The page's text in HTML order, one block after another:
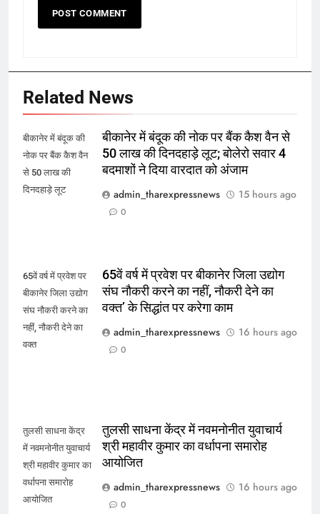
Related News
बीकानेर में बंदूक की
नोक पर बैंक कैश वैन
से 50 लाख की
दिनदहाड़े लूट
बीकानेर में बंदूक की नोक पर बैंक कैश वैन से
50 लाख की दिनदहाड़े लूट; बोलेरो सवार 4
बदमाशों ने दिया वारदात को अंजाम
admin_tharexpressnews
15 hours ago
0
65वें वर्ष में प्रवेश पर
बीकानेर जिला उद्योग
संघ नौकरी करने का
नहीं, नौकरी देने का
वक्त
65वें वर्ष में प्रवेश पर बीकानेर जिला उद्योग
संघ नौकरी करने का नहीं, नौकरी देने का
वक्त’ के सिद्धांत पर करेगा काम
admin_tharexpressnews
16 hours ago
0
तुलसी साधना केंद्र
में नवमनोनीत युवाचार्य
श्री महावीर कुमार का
वर्धापना समारोह
आयोजित
तुलसी साधना केंद्र में नवमनोनीत युवाचार्य
श्री महावीर कुमार का वर्धापना समारोह
आयोजित
admin_tharexpressnews
16 hours ago
0